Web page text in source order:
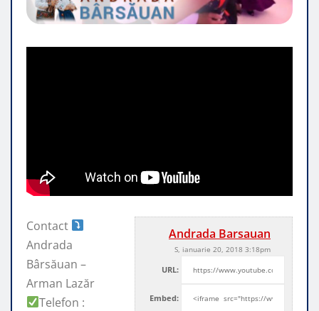
Andrada Barsauan
S, ianuarie 20, 2018 3:18pm
URL:
Embed:
Contact
Andrada
Bârsăuan –
Arman Lazăr
Telefon :